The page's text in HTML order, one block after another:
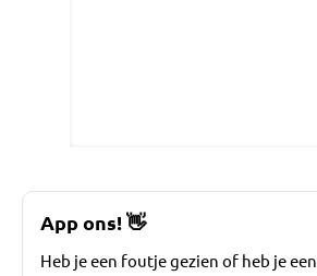
App ons!👋
Heb je een foutje gezien of heb je een